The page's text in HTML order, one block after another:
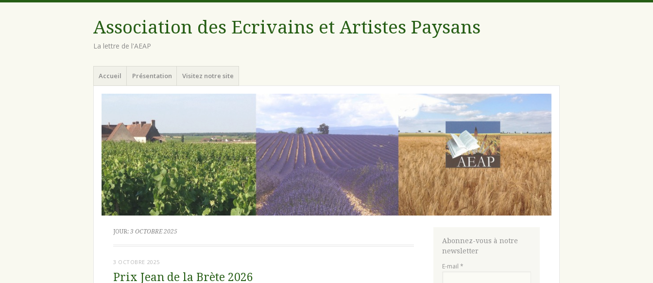
Association des Ecrivains et Artistes Paysans
La lettre de l'AEAP
Menu
Aller au contenu principal
Accueil Présentation Visitez notre site
JOUR: 3 OCTOBRE 2025
3 OCTOBRE 2025
Prix Jean de la Brète 2026
Abonnez-vous à notre
newsletter
E-mail *